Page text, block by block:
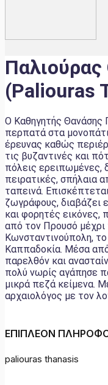
(Paliouras
Ο Καθηγητής Θανάσης
περπατά στα
έρευνας καθώς
τις βυζαντινές και
πόλεις ερειπωμένες,
πειρατικές, σπήλαια
ταπεινά.
ζωγράφους, διαβάζει
και φορητές εικόνες,
από τον Προυσό μέχρι
Κωνσταντινούπολη, το
Καππαδοκία. Μέσα
παρελθόν και
πολύ νωρίς αγάπησε
μικρά πεζά κείμενα.
αρχαιολόγος με τον
ΕΠΙΠΛΕΟΝ
paliouras thanasis